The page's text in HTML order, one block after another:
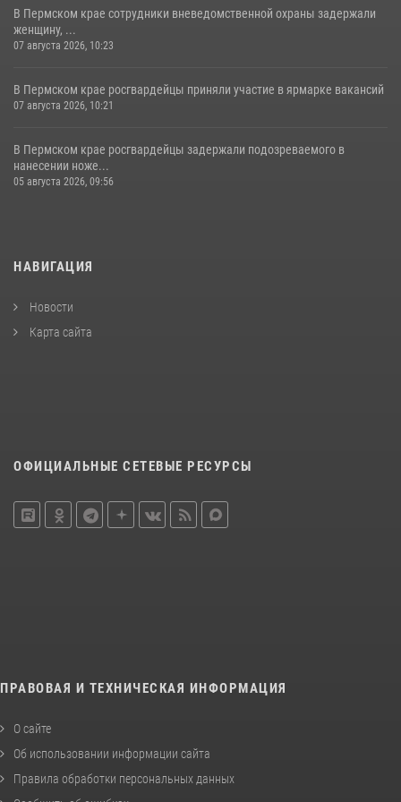
В Пермском крае сотрудники вневедомственной охраны задержали
женщину, ...
07 августа 2026, 10:23
В Пермском крае росгвардейцы приняли участие в ярмарке вакансий
07 августа 2026, 10:21
В Пермском крае росгвардейцы задержали подозреваемого в
нанесении ноже...
05 августа 2026, 09:56
НАВИГАЦИЯ
Новости
Карта сайта
ОФИЦИАЛЬНЫЕ СЕТЕВЫЕ РЕСУРСЫ
ПРАВОВАЯ И ТЕХНИЧЕСКАЯ ИНФОРМАЦИЯ
О сайте
Об использовании информации сайта
Правила обработки персональных данных